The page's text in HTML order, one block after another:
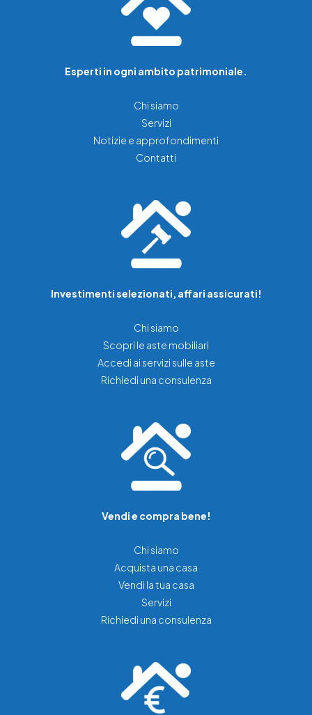
Esperti in ogni ambito patrimoniale.
Chi siamo
Servizi
Notizie e approfondimenti
Contatti
Investimenti selezionati, affari assicurati!
Chi siamo
Scopri le aste mobiliari
Accedi ai servizi sulle aste
Richiedi una consulenza
Vendi e compra bene!
Chi siamo
Acquista una casa
Vendi la tua casa
Servizi
Richiedi una consulenza